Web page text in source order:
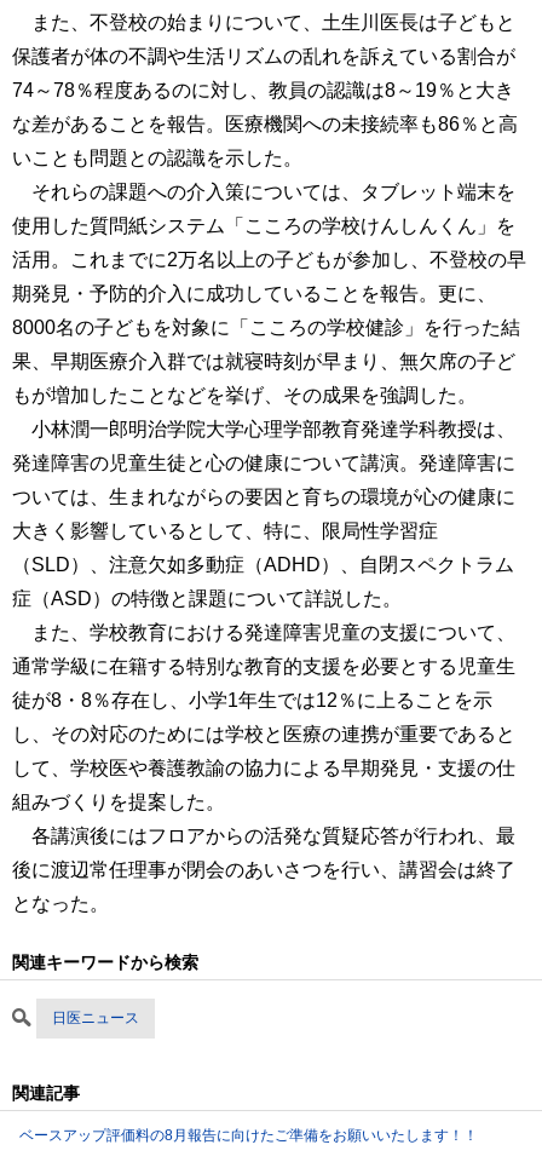
また、不登校の始まりについて、土生川医長は子どもと
保護者が体の不調や生活リズムの乱れを訴えている割合が
74～78％程度あるのに対し、教員の認識は8～19％と大き
な差があることを報告。医療機関への未接続率も86％と高
いことも問題との認識を示した。
それらの課題への介入策については、タブレット端末を
使用した質問紙システム「こころの学校けんしんくん」を
活用。これまでに2万名以上の子どもが参加し、不登校の早
期発見・予防的介入に成功していることを報告。更に、
8000名の子どもを対象に「こころの学校健診」を行った結
果、早期医療介入群では就寝時刻が早まり、無欠席の子ど
もが増加したことなどを挙げ、その成果を強調した。
小林潤一郎明治学院大学心理学部教育発達学科教授は、
発達障害の児童生徒と心の健康について講演。発達障害に
ついては、生まれながらの要因と育ちの環境が心の健康に
大きく影響しているとして、特に、限局性学習症
（SLD）、注意欠如多動症（ADHD）、自閉スペクトラム
症（ASD）の特徴と課題について詳説した。
また、学校教育における発達障害児童の支援について、
通常学級に在籍する特別な教育的支援を必要とする児童生
徒が8・8％存在し、小学1年生では12％に上ることを示
し、その対応のためには学校と医療の連携が重要であると
して、学校医や養護教諭の協力による早期発見・支援の仕
組みづくりを提案した。
各講演後にはフロアからの活発な質疑応答が行われ、最
後に渡辺常任理事が閉会のあいさつを行い、講習会は終了
となった。
関連キーワードから検索
日医ニュース
関連記事
ベースアップ評価料の8月報告に向けたご準備をお願いいたします！！